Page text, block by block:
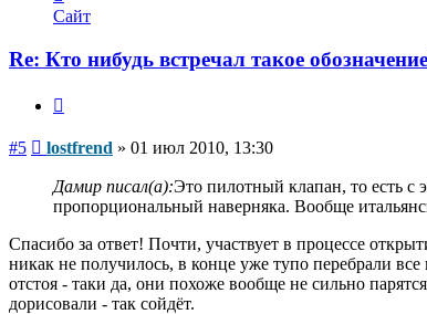
информация
пользователя
lostfrend
Сайт
Re: Кто нибудь встречал такое
#5 Сообщение
lostfrend » 01 июл 2010, 13:30
Дамир писал(а):Это пилотный клапан, то есть с
пропорциональный наверняка. Вообще
Спасибо за ответ! Почти, участвует в процессе
никак не получилось, в конце уже тупо перебрали
отстоя - таки да, они похоже вообще не сильно
дорисовали - так сойдёт.